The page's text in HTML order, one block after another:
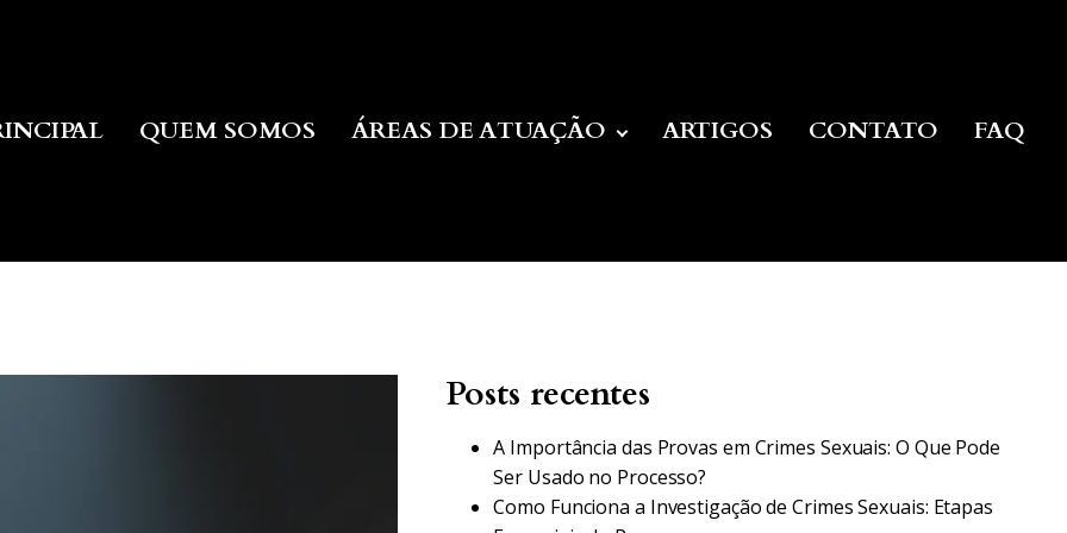
QUEM SOMOS ÁREAS DE ATUAÇÃO ARTIGOS CONTATO FAQ
Posts recentes
A Importância das Provas em Crimes Sexuais: O Que Pode
Ser Usado no Processo?
Como Funciona a Investigação de Crimes Sexuais: Etapas